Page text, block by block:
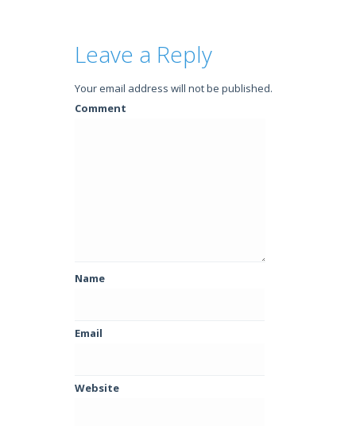
Leave a Reply
Your email address will not be published.
Comment
Name
Email
Website